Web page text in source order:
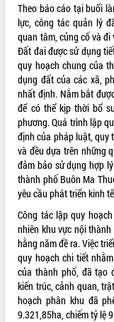
VIDEO
Không có file video nào để
ALBUM ẢNH
Theo báo cáo tại buổi
lực, công tác quản lý
quan tâm, củng cố và
Đất đai được sử dụng
quy hoạch chung của
dụng đất của các xã,
nhất định. Nắm bắt
để có thể kịp thời bổ
phương. Quá trình lập
định của pháp luật, quy
và đều dựa trên những
đảm bảo sử dụng hợp
thành phố Buôn Ma
yêu cầu phát triển kinh
Công tác lập quy
nhiên khu vực nội
hằng năm đề ra. Việc
quy hoạch chi tiết
của thành phố, đã tạo
kiến trúc, cảnh quan,
hoạch phân khu đã
9.321,85ha, chiếm tỷ lệ